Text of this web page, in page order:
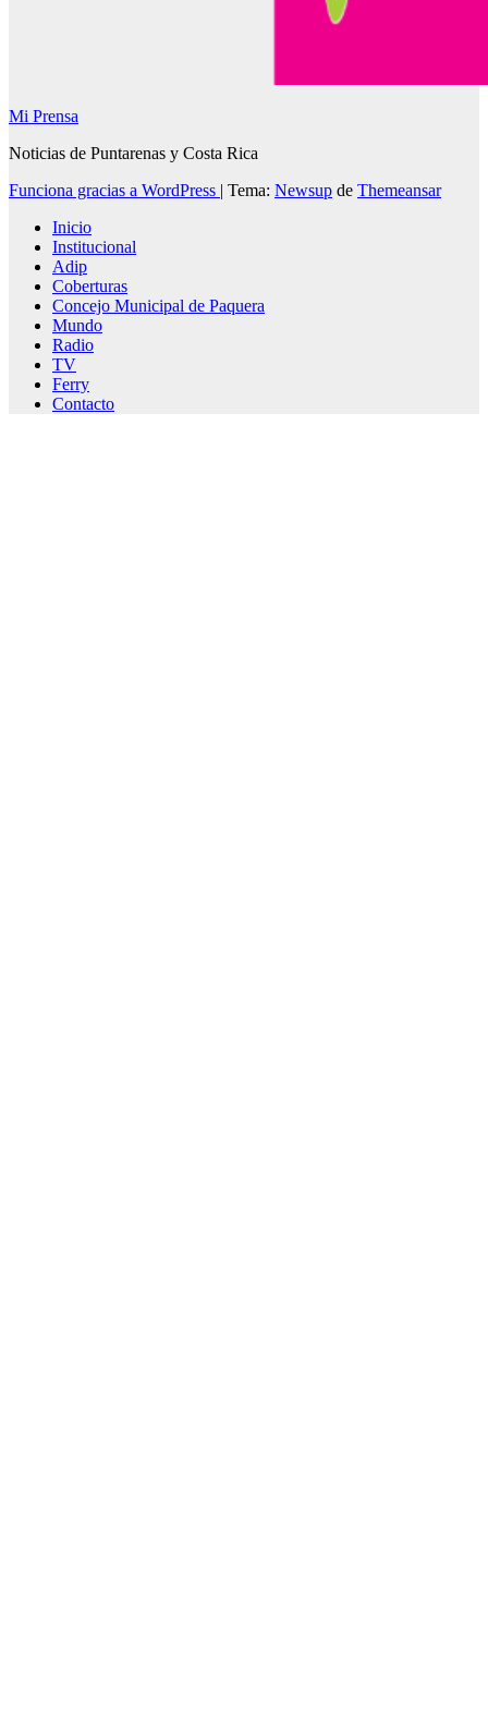
Mi Prensa
Noticias de Puntarenas y Costa Rica
Funciona gracias a WordPress | Tema: Newsup de Themeansar
Inicio
Institucional
Adip
Coberturas
Concejo Municipal de Paquera
Mundo
Radio
TV
Ferry
Contacto